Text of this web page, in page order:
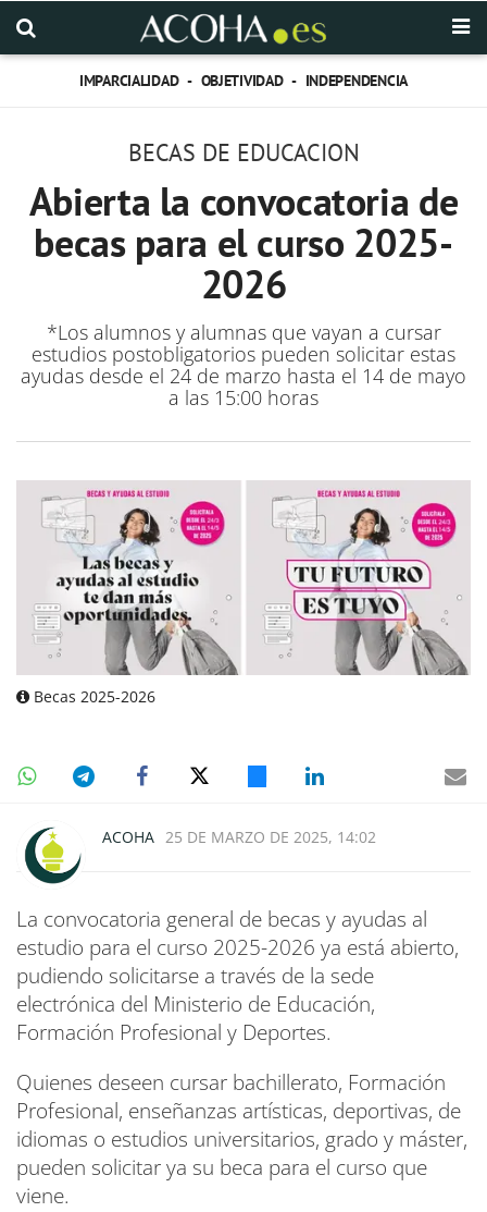
IMPARCIALIDAD - OBJETIVIDAD - INDEPENDENCIA
BECAS DE EDUCACION
Abierta la convocatoria de
becas para el curso 2025-
2026
*Los alumnos y alumnas que vayan a cursar
estudios postobligatorios pueden solicitar estas
ayudas desde el 24 de marzo hasta el 14 de mayo
a las 15:00 horas
Becas 2025-2026
ACOHA 25 DE MARZO DE 2025, 14:02
La convocatoria general de becas y ayudas al
estudio para el curso 2025-2026 ya está abierto,
pudiendo solicitarse a través de la sede
electrónica del Ministerio de Educación,
Formación Profesional y Deportes.
Quienes deseen cursar bachillerato, Formación
Profesional, enseñanzas artísticas, deportivas, de
idiomas o estudios universitarios, grado y máster,
pueden solicitar ya su beca para el curso que
viene.